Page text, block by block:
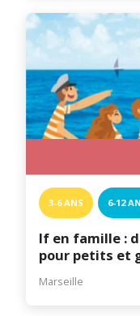
3-6 ANS 6-12
If en famille :
pour petits et
Marseille